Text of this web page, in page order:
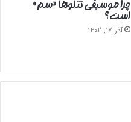
چرا موسیقی تتلوها «سم»
است؟
آذر 17, 1402